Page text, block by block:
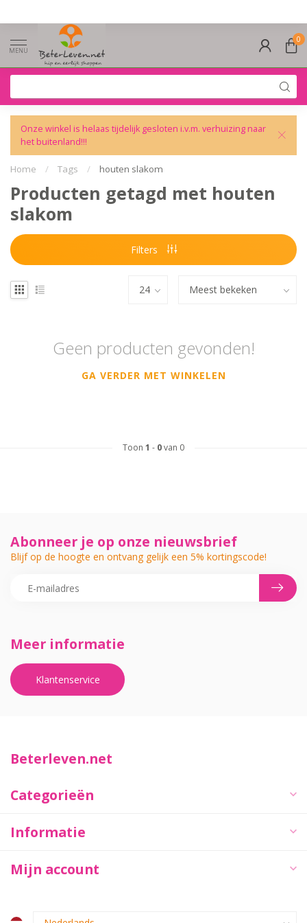
MENU
0
Onze winkel is helaas tijdelijk gesloten i.v.m. verhuizing naar
het buitenland!!!
Home / Tags / houten slakom
Producten getagd met houten
slakom
Filters
Geen producten gevonden!
GA VERDER MET WINKELEN
Toon 1 - 0van 0
Meer informatie
Klantenservice
Abonneer je op onze nieuwsbrief
Blijf op de hoogte en ontvang gelijk een 5% kortingscode!
Beterleven.net
Categorieën
Informatie
Mijn account